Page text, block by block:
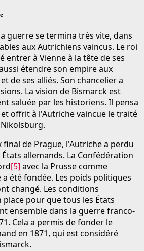
guerre se termina très vite, dans
aux Autrichiens vaincus. Le roi
entrer à Vienne à la tête de ses
étendre son empire aux
de ses alliés. Son chancelier a
La vision de Bismarck est
saluée par les historiens. Il pensa
offrit à l'Autriche vaincue le traité
final de Prague, l'Autriche a perdu
allemands. La Confédération
[5] avec la Prusse comme
été fondée. Les poids politiques
changé. Les conditions
pour que tous les États
ensemble dans la guerre franco-
Cela a permis de fonder le
en 1871, qui est considéré